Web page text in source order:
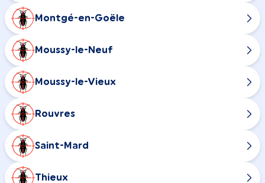
Montgé-en-Goële
Moussy-le-Neuf
Moussy-le-Vieux
Rouvres
Saint-Mard
Thieux